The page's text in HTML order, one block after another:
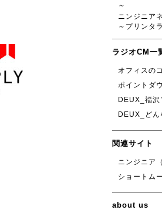
～
ニンジニア
～プリンタ
ラジオCM一
オフィスの
ポイントダ
DEUX_福沢
DEUX_どん
関連サイト
ニンジニア
ショートム
about us